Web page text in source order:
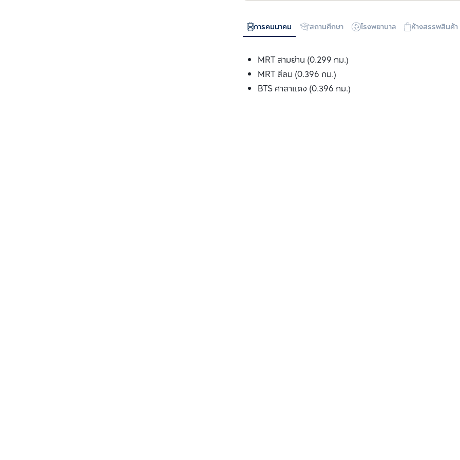
การคมนาคม สถานศึกษา โรงพยาบาล ห้างสรรพสินค้า
MRT สามย่าน (0.299 กม.)
MRT สีลม (0.396 กม.)
BTS ศาลาแดง (0.396 กม.)